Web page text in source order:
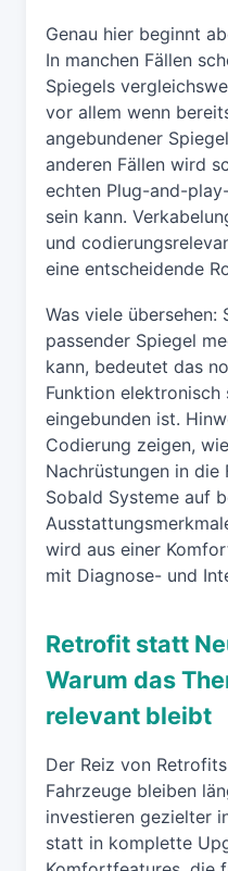
Genau hier beginnt
In manchen Fällen
Spiegels
vor allem wenn
angebundener
anderen Fällen wird
echten Plug-and-
sein kann.
und
eine entscheidende
Was viele übersehen:
passender Spiegel
kann, bedeutet das
Funktion elektronisch
eingebunden ist.
Codierung zeigen,
Nachrüstungen in die
Sobald Systeme auf
wird aus einer
mit Diagnose- und
Retrofit statt
Warum das
relevant bleibt
Der Reiz von
Fahrzeuge bleiben
investieren gezielter
statt in komplette